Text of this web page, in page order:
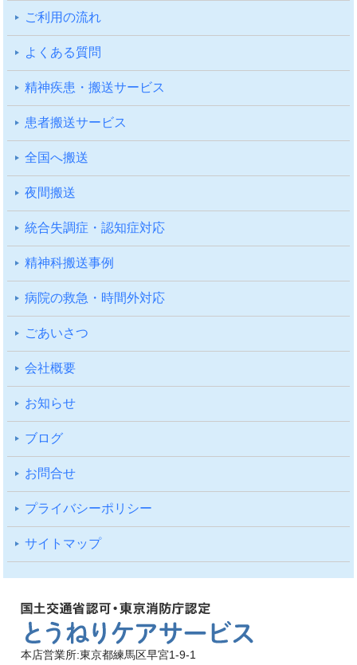
ご利⽤の流れ
よくある質問
精神疾患・搬送サービス
患者搬送サービス
全国へ搬送
夜間搬送
統合失調症・認知症対応
精神科搬送事例
病院の救急・時間外対応
ごあいさつ
会社概要
お知らせ
ブログ
お問合せ
プライバシーポリシー
サイトマップ
本店営業所:東京都練馬区早宮1-9-1